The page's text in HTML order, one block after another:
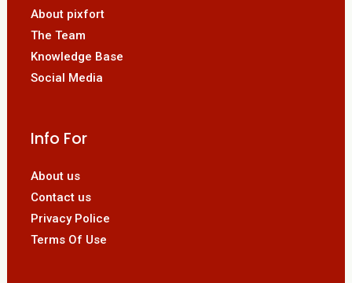
About pixfort
The Team
Knowledge Base
Social Media
Info For
About us
Contact us
Privacy Police
Terms Of Use